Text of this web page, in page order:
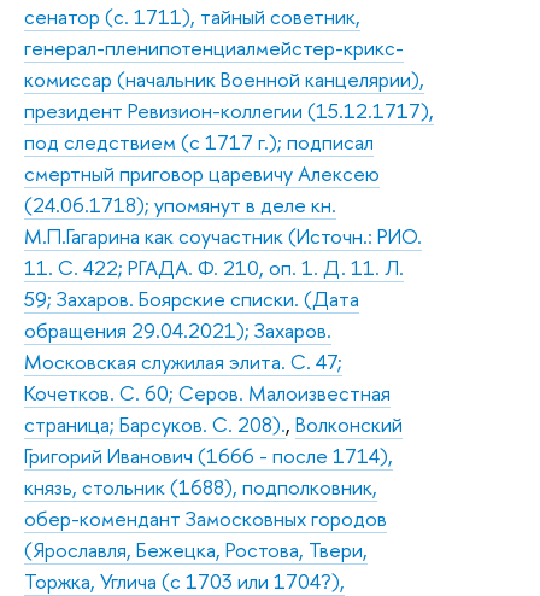
сенатор (с. 1711), тайный советник,
генерал-пленипотенциалмейстер-крикс-
комиссар (начальник Военной канцелярии),
президент Ревизион-коллегии (15.12.1717),
под следствием (с 1717 г.); подписал
смертный приговор царевичу Алексею
(24.06.1718); упомянут в деле кн.
М.П.Гагарина как соучастник (Источн.: РИО.
11. С. 422; РГАДА. Ф. 210, оп. 1. Д. 11. Л.
59; Захаров. Боярские списки. (Дата
обращения 29.04.2021); Захаров.
Московская служилая элита. С. 47;
Кочетков. С. 60; Серов. Малоизвестная
страница; Барсуков. С. 208)., Волконский
Григорий Иванович (1666 - после 1714),
князь, стольник (1688), подполковник,
обер-комендант Замосковных городов
(Ярославля, Бежецка, Ростова, Твери,
Торжка, Углича (с 1703 или 1704?),